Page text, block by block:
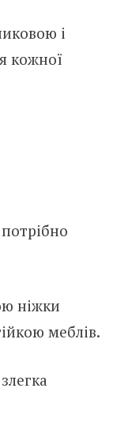
і
кожної
ніжки
меблів.